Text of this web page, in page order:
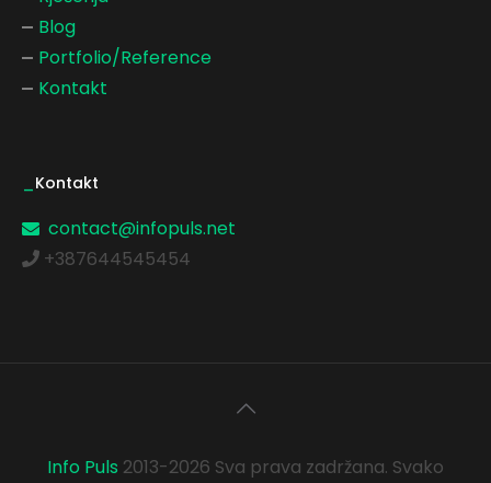
Blog
Portfolio/Reference
Kontakt
Kontakt
contact@infopuls.net
+387644545454
Info Puls 2013-2026 Sva prava zadržana. Svako